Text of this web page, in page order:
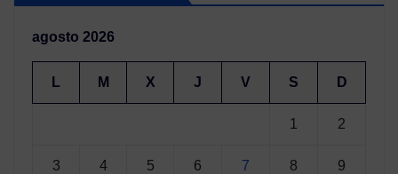
agosto 2026
L M X J V S D
1 2
3 4 5 6 7 8 9